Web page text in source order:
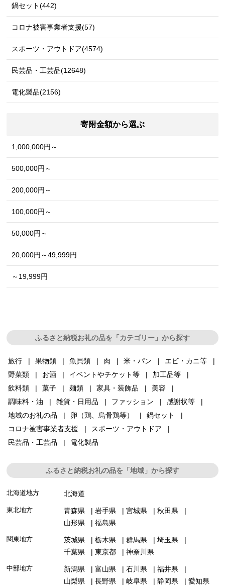
鍋セット(442)
コロナ被害事業者支援(57)
スポーツ・アウトドア(4574)
民芸品・工芸品(12648)
電化製品(2156)
寄附金額から選ぶ
1,000,000円～
500,000円～
200,000円～
100,000円～
50,000円～
20,000円～49,999円
～19,999円
ふるさと納税お礼の品を「カテゴリー」から探す
旅行 果物類 魚貝類 肉 米・パン
エビ・カニ等
野菜類
お酒 イベントやチケット等
加工品等
飲料類
菓子 麺類 家具・装飾品
美容
調味料・油
雑貨・日用品 ファッション
感謝状等
地域のお礼の品
卵（鶏、烏骨鶏等）
鍋セット
コロナ被害事業者支援
スポーツ・アウトドア
民芸品・工芸品
電化製品
ふるさと納税お礼の品を「地域」から探す
北海道地方 北海道
東北地方 青森県 岩手県 宮城県
秋田県
山形県
福島県
関東地方 茨城県 栃木県 群馬県
埼玉県
千葉県
東京都 神奈川県
中部地方 新潟県 富山県 石川県
福井県
山梨県
長野県 岐阜県 静岡県 愛知県